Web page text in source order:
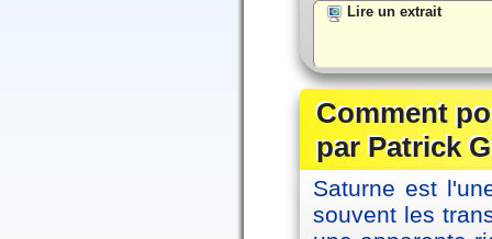
Lire un extrait
Comment
par Patrick
Saturne est
souvent les